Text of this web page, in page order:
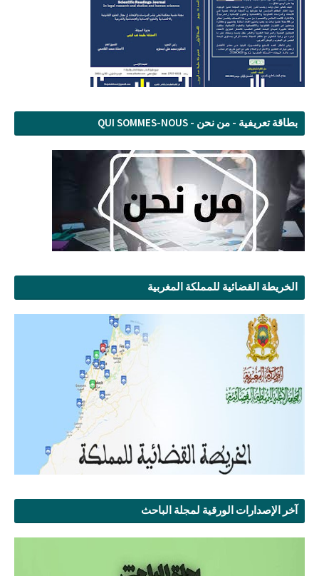
بطاقة تعريفية - من نحن - QUI SOMMES-NOUS
الخريطة القضائية للمملكة المغربية
آخر الإصدارات الورقية لمجلة الباحث